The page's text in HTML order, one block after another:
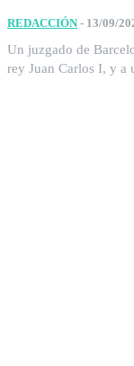
REDACCIÓN - 13/09/
Un juzgado de
rey Juan Carlos I, y a